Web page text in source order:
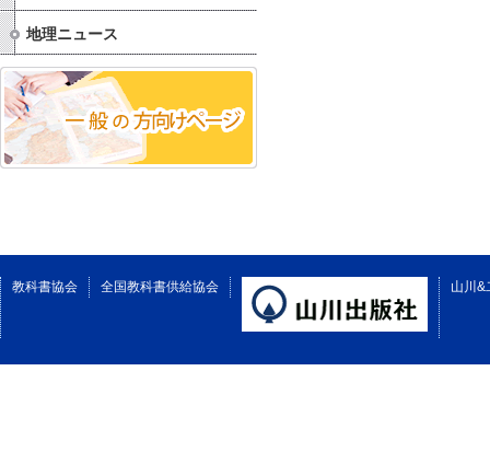
地理ニュース
教科書協会 全国教科書供給協会 山川&